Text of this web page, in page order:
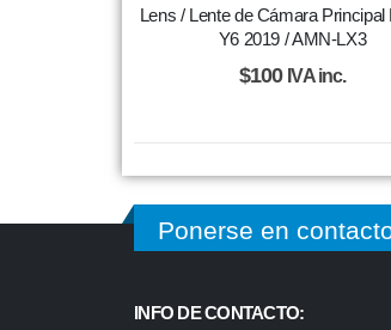
Lens / Lente de Cámara Principal
Y6 2019 / AMN-LX3
$100 IVA inc.
Ponerse en
INFO DE CONTACTO: